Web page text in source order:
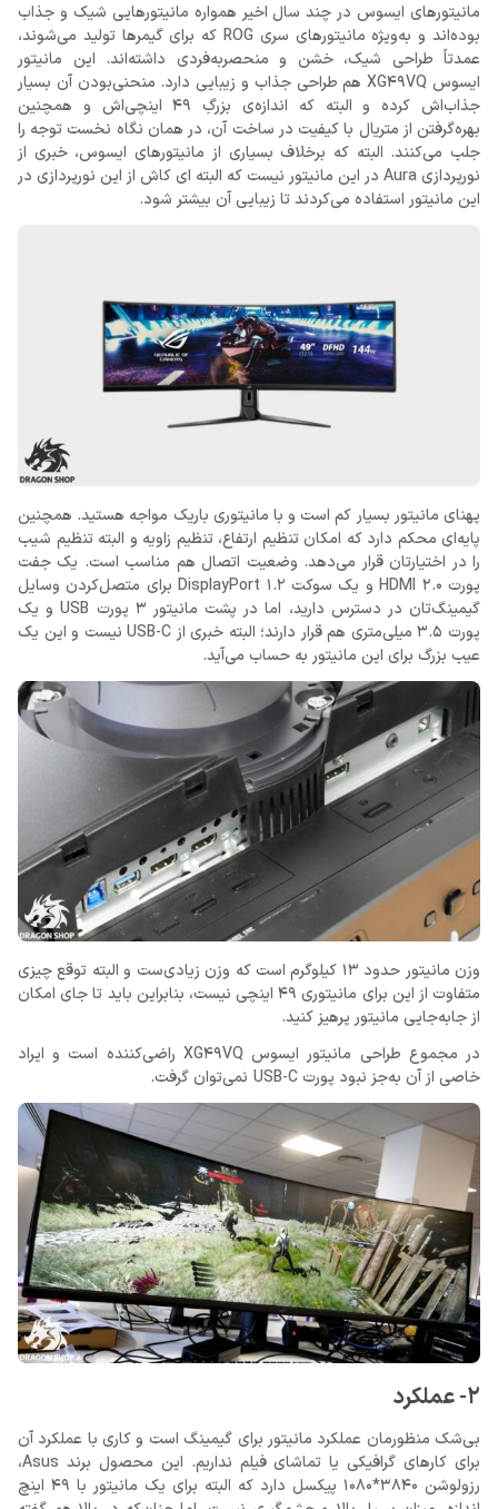
مانیتورهای ایسوس در چند سال اخیر همواره مانیتورهایی شیک و جذاب
بوده‌اند و به‌ویژه مانیتورهای سری ROG که برای گیمرها تولید می‌شوند،
عمدتاً طراحی شیک، خشن و منحصربه‌فردی داشته‌اند. این مانیتور
ایسوس XG49VQ هم طراحی جذاب و زیبایی دارد. منحنی‌بودن آن بسیار
جذاب‌اش کرده و البته که اندازه‌ی بزرگِ 49 اینچی‌اش و همچنین
بهره‌گرفتن از متریال با کیفیت در ساخت آن، در همان نگاه نخست توجه را
جلب می‌کنند. البته که برخلاف بسیاری از مانیتورهای ایسوس، خبری از
نورپردازی Aura در این مانیتور نیست که البته ای کاش از این نورپردازی در
این مانیتور استفاده می‌کردند تا زیبایی آن بیشتر شود.
پهنای مانیتور بسیار کم است و با مانیتوری باریک مواجه هستید. همچنین
پایه‌ای محکم دارد که امکان تنظیم ارتفاع، تنظیم زاویه و البته تنظیم شیب
را در اختیارتان قرار می‌دهد. وضعیت اتصال هم مناسب است. یک جفت
پورت HDMI 2.0 و یک سوکت DisplayPort 1.2 برای متصل‌کردن وسایل
گیمینگ‌تان در دسترس دارید، اما در پشت مانیتور 3 پورت USB و یک
پورت 3.5 میلی‌متری هم قرار دارند؛ البته خبری از USB-C نیست و این یک
عیب بزرگ برای این مانیتور به حساب می‌آید.
وزن مانیتور حدود 13 کیلوگرم است که وزن زیادی‌ست و البته توقع چیزی
متفاوت از این برای مانیتوری 49 اینچی نیست، بنابراین باید تا جای امکان
از جابه‌جایی مانیتور پرهیز کنید.
در مجموع طراحی مانیتور ایسوس XG49VQ راضی‌کننده است و ایراد
خاصی از آن به‌جز نبود پورت USB-C نمی‌توان گرفت.
2- عملکرد
بی‌شک منظورمان عملکرد مانیتور برای گیمینگ است و کاری با عملکرد آن
برای کارهای گرافیکی یا تماشای فیلم نداریم. این محصول برند Asus،
رزولوشن 3840*1080 پیکسل دارد که البته برای یک مانیتور با 49 اینچ